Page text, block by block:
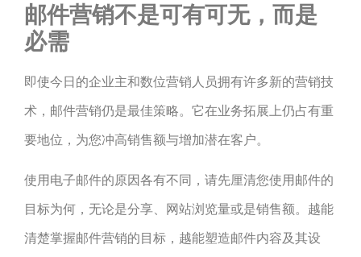
邮件营销不是可有可无，而是
必需
即使今日的企业主和数位营销人员拥有许多新的营销技
术，邮件营销仍是最佳策略。它在业务拓展上仍占有重
要地位，为您冲高销售额与增加潜在客户。
使用电子邮件的原因各有不同，请先厘清您使用邮件的
目标为何，无论是分享、网站浏览量或是销售额。越能
清楚掌握邮件营销的目标，越能塑造邮件内容及其设